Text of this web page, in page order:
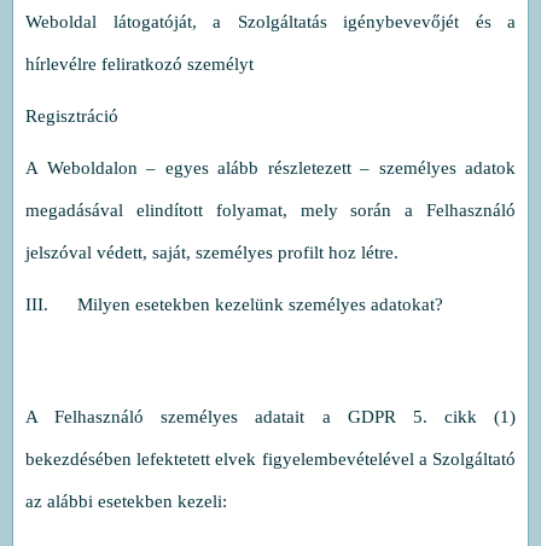
Weboldal látogatóját, a Szolgáltatás igénybevevőjét és a
hírlevélre feliratkozó személyt
Regisztráció
A Weboldalon – egyes alább részletezett – személyes adatok
megadásával elindított folyamat, mely során a Felhasználó
jelszóval védett, saját, személyes profilt hoz létre.
III. Milyen esetekben kezelünk személyes adatokat?
A Felhasználó személyes adatait a GDPR 5. cikk (1)
bekezdésében lefektetett elvek figyelembevételével a Szolgáltató
az alábbi esetekben kezeli: